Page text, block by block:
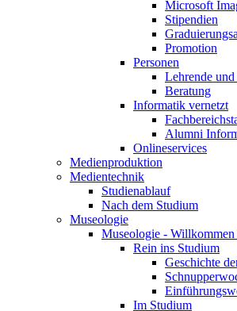
Microsoft
Stipendien
Promotion
Personen
Lehrende
Beratung
Informatik vernetzt
Alumni
Onlineservices
Medienproduktion
Medientechnik
Studienablauf
Nach dem Studium
Museologie
Museologie -
Rein ins Studium
Geschichte
Im Studium